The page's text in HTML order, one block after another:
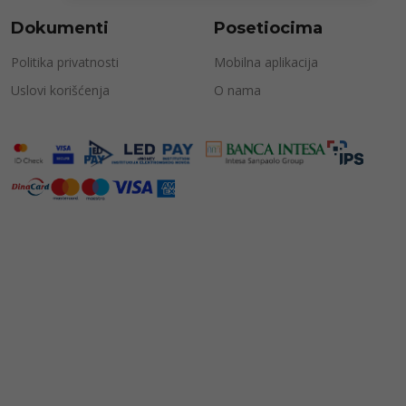
Dokumenti
Politika privatnosti
Uslovi korišćenja
Posetiocima
Mobilna aplikacija
O nama